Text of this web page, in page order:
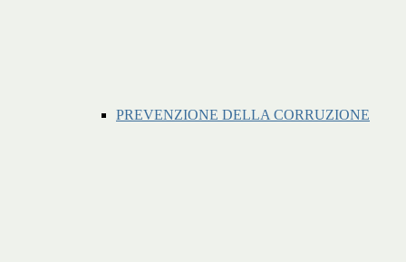
PREVENZIONE DELLA CORRUZIONE